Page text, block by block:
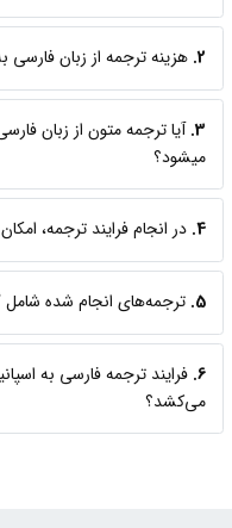
2. هزینه ترجمه از زبان فارسی
3. آیا ترجمه متون از زبان
میشود؟
4. در انجام فرایند ترجمه،
5. ترجمه‌های انجام شده شامل
6. فرایند ترجمه فارسی به
می‌کشد؟